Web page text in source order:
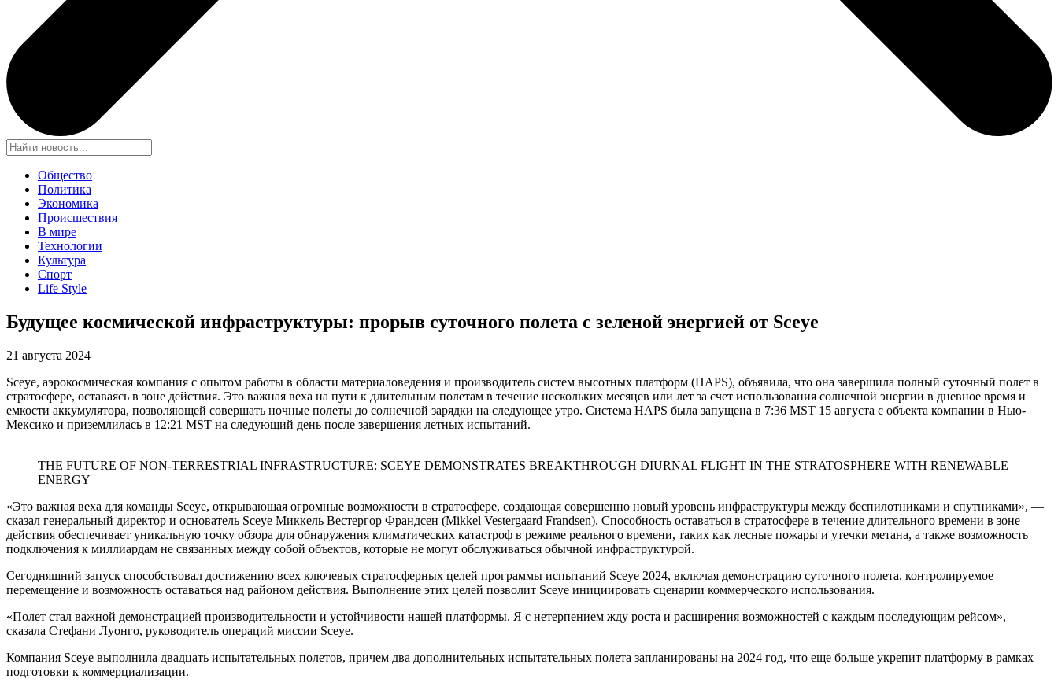
Общество
Политика
Экономика
Происшествия
В мире
Технологии
Культура
Спорт
Life Style
Будущее космической инфраструктуры: прорыв суточного полета с зеленой энергией от Sceye
21 августа 2024
Sceye, аэрокосмическая компания с опытом работы в области материаловедения и производитель систем высотных платформ (HAPS), объявила, что она завершила полный суточный полет в
стратосфере, оставаясь в зоне действия. Это важная веха на пути к длительным полетам в течение нескольких месяцев или лет за счет использования солнечной энергии в дневное время и
емкости аккумулятора, позволяющей совершать ночные полеты до солнечной зарядки на следующее утро. Система HAPS была запущена в 7:36 MST 15 августа с объекта компании в Нью-
Мексико и приземлилась в 12:21 MST на следующий день после завершения летных испытаний.
THE FUTURE OF NON-TERRESTRIAL INFRASTRUCTURE: SCEYE DEMONSTRATES BREAKTHROUGH DIURNAL FLIGHT IN THE STRATOSPHERE WITH RENEWABLE
ENERGY
«Это важная веха для команды Sceye, открывающая огромные возможности в стратосфере, создающая совершенно новый уровень инфраструктуры между беспилотниками и спутниками», —
сказал генеральный директор и основатель Sceye Миккель Вестергор Франдсен (Mikkel Vestergaard Frandsen). Способность оставаться в стратосфере в течение длительного времени в зоне
действия обеспечивает уникальную точку обзора для обнаружения климатических катастроф в режиме реального времени, таких как лесные пожары и утечки метана, а также возможность
подключения к миллиардам не связанных между собой объектов, которые не могут обслуживаться обычной инфраструктурой.
Сегодняшний запуск способствовал достижению всех ключевых стратосферных целей программы испытаний Sceye 2024, включая демонстрацию суточного полета, контролируемое
перемещение и возможность оставаться над районом действия. Выполнение этих целей позволит Sceye инициировать сценарии коммерческого использования.
«Полет стал важной демонстрацией производительности и устойчивости нашей платформы. Я с нетерпением жду роста и расширения возможностей с каждым последующим рейсом», —
сказала Стефани Луонго, руководитель операций миссии Sceye.
Компания Sceye выполнила двадцать испытательных полетов, причем два дополнительных испытательных полета запланированы на 2024 год, что еще больше укрепит платформу в рамках
подготовки к коммерциализации.